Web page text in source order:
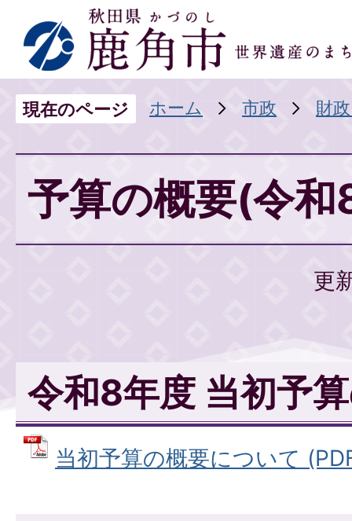
現在のページ ホーム 市政 財
予算の概要(令
更
令和8年度 当初予
当初予算の概要について